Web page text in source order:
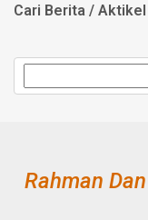
Cari Berita /
Rahman